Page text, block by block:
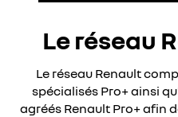
Le réseau
Le réseau Renault
spécialisés Pro+ ainsi
agréés Renault Pro+ afin